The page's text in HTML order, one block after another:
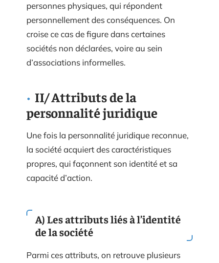
personnes physiques, qui répondent
personnellement des conséquences. On
croise ce cas de figure dans certaines
sociétés non déclarées, voire au sein
d’associations informelles.
II/ Attributs de la
personnalité juridique
Une fois la personnalité juridique reconnue,
la société acquiert des caractéristiques
propres, qui façonnent son identité et sa
capacité d’action.
A) Les attributs liés à l’identité
de la société
Parmi ces attributs, on retrouve plusieurs